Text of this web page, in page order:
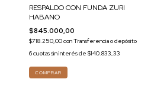
RESPALDO CON FUNDA ZURI
HABANO
$845.000,00
$718.250,00conTransferencia o depósito
6cuotas sin interés de $140.833,33
COMPRAR